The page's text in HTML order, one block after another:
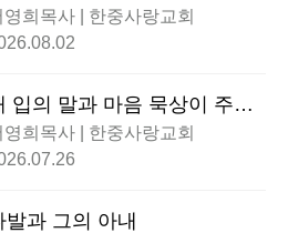
영희목사 | 한중사랑교회
입의 말과 마음 묵상이 주님
에 열납되기를
영희목사 | 한중사랑교회
발과 그의 아내